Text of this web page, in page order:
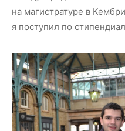
на магистратуре в
я поступил по